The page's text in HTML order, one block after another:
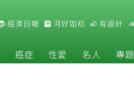
經濟日報 河好如初 有設計
癌症 性愛 名人 專題